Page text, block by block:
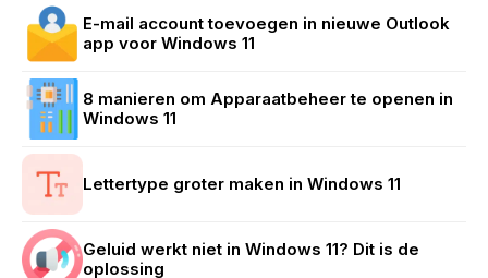
E-mail account toevoegen in nieuwe Outlook
app voor Windows 11
8 manieren om Apparaatbeheer te openen in
Windows 11
Lettertype groter maken in Windows 11
Geluid werkt niet in Windows 11? Dit is de
oplossing